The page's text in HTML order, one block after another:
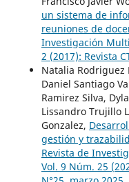
un sistema de
reuniones de
Investigación
2 (2017): Revista
Natalia Rodriguez
Daniel Santiago
Ramirez Silva,
Lissandro Trujillo
Gonzalez,
gestión y
Revista de
Vol. 9 Núm. 25